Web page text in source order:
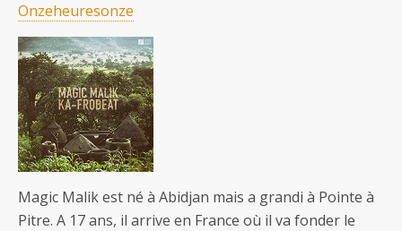
Onzeheuresonze
Magic Malik est né à Abidjan mais a grandi à Pointe à
Pitre. A 17 ans, il arrive en France où il va fonder le